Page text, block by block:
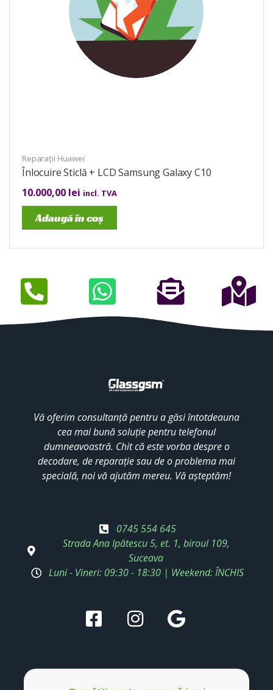
Reparații Huawei
Înlocuire Sticlă + LCD Samsung Galaxy C10
10.000,00 lei incl. TVA
Adaugă în coș
Vă oferim consultanță pentru a găsi întotdeauna
cea mai bună soluție pentru telefonul
dumneavoastră. Chit că este vorba despre o
decodare, de reparație sau de o problema mai
specială, noi vă ajutăm mereu. Vă așteptăm!
0745 554 645
Strada Ana Ipătescu 5, et. 1, biroul 109,
Suceava
Luni - Vineri: 09:30 - 18:30 | Weekend: ÎNCHIS